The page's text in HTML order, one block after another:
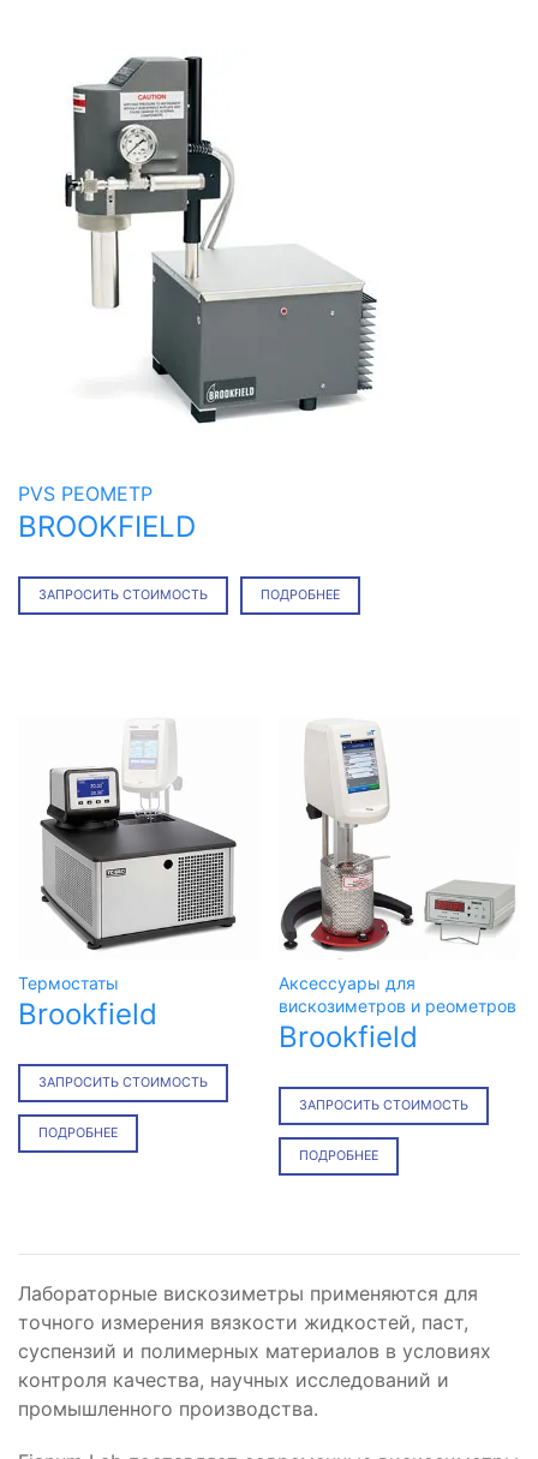
PVS РЕОМЕТР
BROOKFIELD
ЗАПРОСИТЬ СТОИМОСТЬ ПОДРОБНЕЕ
Термостаты
Brookfield
ЗАПРОСИТЬ СТОИМОСТЬ
ПОДРОБНЕЕ
Аксессуары для
вискозиметров и реометров
Brookfield
ЗАПРОСИТЬ СТОИМОСТЬ
ПОДРОБНЕЕ
Лабораторные вискозиметры применяются для
точного измерения вязкости жидкостей, паст,
суспензий и полимерных материалов в условиях
контроля качества, научных исследований и
промышленного производства.